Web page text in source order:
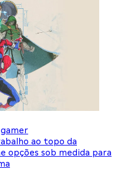
ao topo da
opções sob medida para